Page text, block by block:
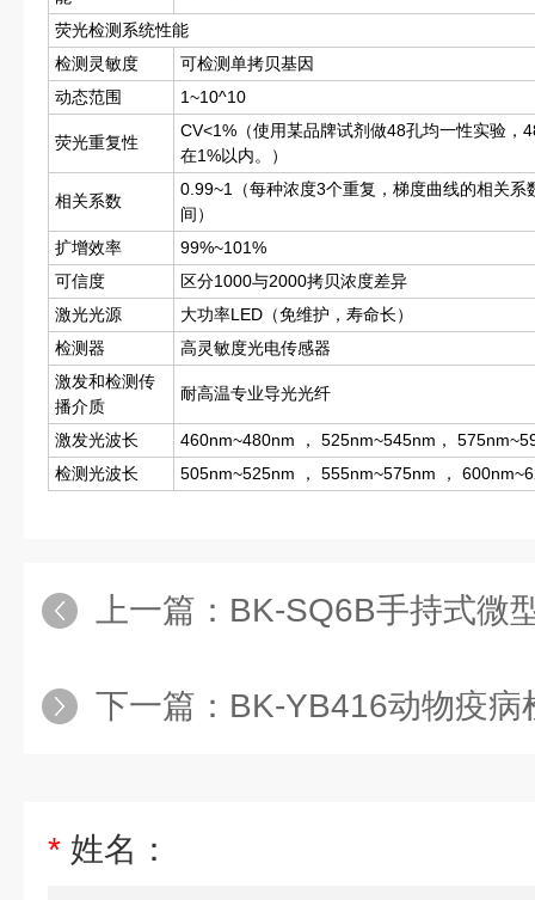
荧光检测系统性能
检测灵敏度
可检测单拷贝基因
动态范围
1~10^10
荧光重复性
CV<1%（使用某品牌试剂做48孔均一性实验，
在1%以内。）
相关系数
0.99~1（每种浓度3个重复，梯度曲线的相关
间）
扩增效率
99%~101%
可信度
区分1000与2000拷贝浓度差异
激光光源
大功率LED（免维护，寿命长）
检测器
高灵敏度光电传感器
激发和检测传
播介质
耐高温专业导光光纤
激发光波长
460nm~480nm ， 525nm~545nm，
检测光波长
505nm~525nm ， 555nm~575nm ，
上一篇： BK-SQ6B手持式微
下一篇： BK-YB416动物疫病
* 姓名：